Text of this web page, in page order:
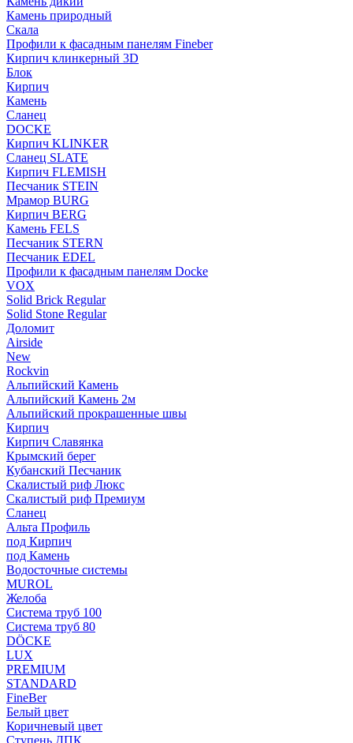
Камень природный
Скала
Профили к фасадным панелям Fineber
Кирпич клинкерный 3D
Блок
Кирпич
Камень
Сланец
DOCKE
Кирпич KLINKER
Сланец SLATE
Кирпич FLEMISH
Пес­ча­ник STEIN
Мрамор BURG
Кирпич BERG
Камень FELS
Пес­ча­ник STERN
Пес­ча­ник EDEL
Профили к фасадным панелям Docke
VOX
Solid Brick Regular
Solid Stone Regular
Доломит
Airside
New
Rockvin
Альпийский Камень
Альпийский Камень 2м
Альпийский прокрашенные швы
Кирпич
Кирпич Славянка
Крымский берег
Кубанский Песчаник
Скалистый риф Люкс
Скалистый риф Премиум
Сланец
Альта Профиль
под Кирпич
под Камень
Водосточные системы
MUROL
Желоба
Система труб 100
Система труб 80
DÖCKE
LUX
PREMIUM
STANDARD
FineBer
Белый цвет
Коричневый цвет
Ступень ДПК